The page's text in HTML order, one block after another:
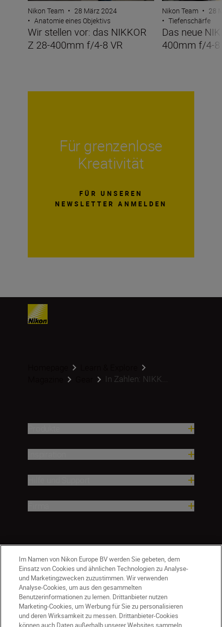
Nikon Team • 28 März 2024
• Anatomie eines Objektivs
Wir stellen vor: das NIKKOR
Z 28-400mm f/4-8 VR
Nikon Team • 28
• Tiefenschärfe
Das neue
400mm f/4-8
Für grenzenlose
Kreativität
FÜR UNSEREN
NEWSLETTER ANMELDEN
In Zahlen: NIKK...
Im Namen von Nikon Europe BV werden Sie gebeten, dem
Einsatz von Cookies und ähnlichen Technologien zu Analyse-
und Marketingzwecken zuzustimmen. Wir verwenden
Analyse-Cookies, um aus den gesammelten
Benutzerinformationen zu lernen. Drittanbieter nutzen
Marketing-Cookies, um Werbung für Sie zu personalisieren
und deren Wirksamkeit zu messen. Drittanbieter-Cookies
können auch Daten außerhalb unserer Websites sammeln.